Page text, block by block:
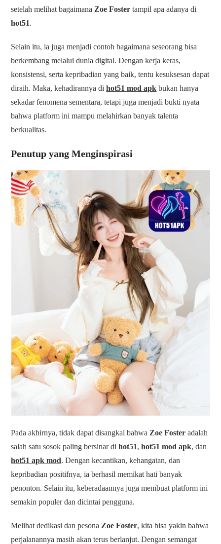
setelah melihat bagaimana Zoe Foster tampil apa adanya di
hot51.
Selain itu, ia juga menjadi contoh bagaimana seseorang bisa
berkembang melalui dunia digital. Dengan kerja keras,
konsistensi, serta kepribadian yang baik, tentu kesuksesan dapat
diraih. Maka, kehadirannya dihot51 mod apk bukan hanya
sekadar fenomena sementara, tetapi juga menjadi bukti nyata
bahwa platform ini mampu melahirkan banyak talenta
berkualitas.
Penutup yang Menginspirasi
Pada akhirnya, tidak dapat disangkal bahwa Zoe Foster adalah
salah satu sosok paling bersinar dihot51,hot51 mod apk, dan
hot51 apk mod. Dengan kecantikan, kehangatan, dan
kepribadian positifnya, ia berhasil memikat hati banyak
penonton. Selain itu, keberadaannya juga membuat platform ini
semakin populer dan dicintai pengguna.
Melihat dedikasi dan pesona Zoe Foster, kita bisa yakin bahwa
perjalanannya masih akan terus berlanjut. Dengan semangat